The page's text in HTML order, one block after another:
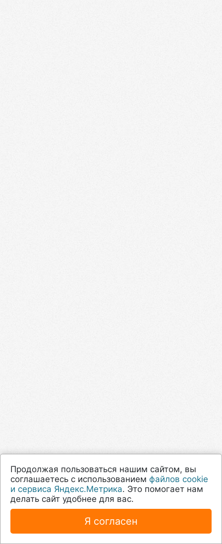
Продолжая пользоваться нашим сайтом, вы
соглашаетесь с использованием файлов cookie
и сервиса Яндекс.Метрика. Это помогает нам
делать сайт удобнее для вас.
Я согласен